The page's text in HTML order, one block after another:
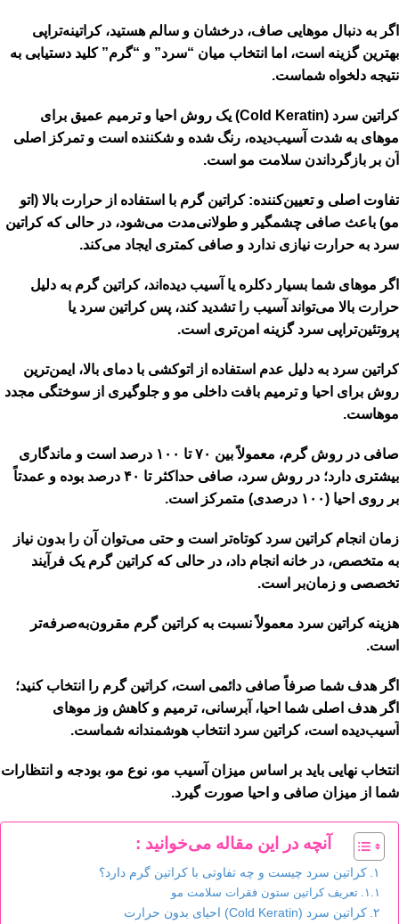
اگر به دنبال موهایی صاف، درخشان و سالم هستید، کراتینه‌تراپی
بهترین گزینه است، اما انتخاب میان “سرد” و “گرم” کلید دستیابی به
نتیجه دلخواه شماست.
کراتین سرد (Cold Keratin) یک روش احیا و ترمیم عمیق برای
موهای به شدت آسیب‌دیده، رنگ شده و شکننده است و تمرکز اصلی
آن بر بازگرداندن سلامت مو است.
تفاوت اصلی و تعیین‌کننده: کراتین گرم با استفاده از حرارت بالا (اتو
مو) باعث صافی چشمگیر و طولانی‌مدت می‌شود، در حالی که کراتین
سرد به حرارت نیازی ندارد و صافی کمتری ایجاد می‌کند.
اگر موهای شما بسیار دکلره یا آسیب دیده‌اند، کراتین گرم به دلیل
حرارت بالا می‌تواند آسیب را تشدید کند، پس کراتین سرد یا
پروتئین‌تراپی سرد گزینه امن‌تری است.
کراتین سرد به دلیل عدم استفاده از اتوکشی با دمای بالا، ایمن‌ترین
روش برای احیا و ترمیم بافت داخلی مو و جلوگیری از سوختگی مجدد
موهاست.
صافی در روش گرم، معمولاً بین ۷۰ تا ۱۰۰ درصد است و ماندگاری
بیشتری دارد؛ در روش سرد، صافی حداکثر تا ۴۰ درصد بوده و عمدتاً
بر روی احیا (۱۰۰ درصدی) متمرکز است.
زمان انجام کراتین سرد کوتاه‌تر است و حتی می‌توان آن را بدون نیاز
به متخصص، در خانه انجام داد، در حالی که کراتین گرم یک فرآیند
تخصصی و زمان‌بر است.
هزینه کراتین سرد معمولاً نسبت به کراتین گرم مقرون‌به‌صرفه‌تر
است.
اگر هدف شما صرفاً صافی دائمی است، کراتین گرم را انتخاب کنید؛
اگر هدف اصلی شما احیا، آبرسانی، ترمیم و کاهش وز موهای
آسیب‌دیده است، کراتین سرد انتخاب هوشمندانه شماست.
انتخاب نهایی باید بر اساس میزان آسیب مو، نوع مو، بودجه و انتظارات
شما از میزان صافی و احیا صورت گیرد.
آنچه در این مقاله می‌خوانید :
کراتین سرد چیست و چه تفاوتی با کراتین گرم دارد؟
تعریف کراتین ستون فقرات سلامت مو
کراتین سرد (Cold Keratin) احیای بدون حرارت